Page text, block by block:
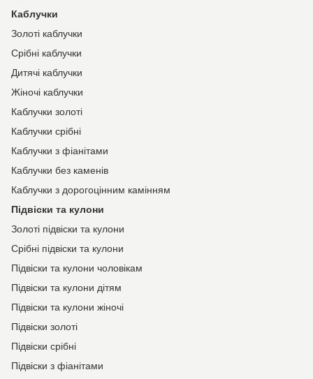
Каблучки
Золоті каблучки
Срібні каблучки
Дитячі каблучки
Жіночі каблучки
Каблучки золоті
Каблучки срібні
Каблучки з фіанітами
Каблучки без каменів
Каблучки з дорогоцінним камінням
Підвіски та кулони
Золоті підвіски та кулони
Срібні підвіски та кулони
Підвіски та кулони чоловікам
Підвіски та кулони дітям
Підвіски та кулони жіночі
Підвіски золоті
Підвіски срібні
Підвіски з фіанітами